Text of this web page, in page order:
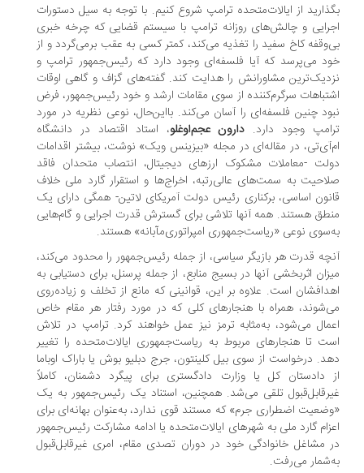
بگذارید از ایالات‌متحده ترامپ شروع کنیم. با توجه به سیل دستورات
اجرایی و چالش‌های روزانه ترامپ با سیستم قضایی که چرخه خبری
بی‌وقفه کاخ سفید را تغذیه می‌کند، کمتر کسی به عقب برمی‌گردد و از
خود می‌پرسد که آیا فلسفه‌ای وجود دارد که رئیس‌جمهور ترامپ و
نزدیک‌ترین مشاورانش را هدایت کند. گفته‌های گزاف و گاهی اوقات
اشتباهات سرگرم‌کننده از سوی مقامات ارشد و خود رئیس‌جمهور، فرض
نبود چنین فلسفه‌ای را آسان می‌کند. بااین‌حال، نوعی نظریه در مورد
ترامپ وجود دارد. دارون عجم‌اوغلو، استاد اقتصاد در دانشگاه
ام‌آی‌تی، در مقاله‌ای در مجله «بیزینس ویک» نوشت، بیشتر اقدامات
دولت -معاملات مشکوک ارزهای دیجیتال، انتصاب متحدان فاقد
صلاحیت به سمت‌های عالی‌رتبه، اخراج‌ها و استقرار گارد ملی خلاف
قانون اساسی، برکناری رئیس دولت آمریکای لاتین- همگی دارای یک
منطق هستند. همه آنها تلاشی برای گسترش قدرت اجرایی و گام‌هایی
به‌سوی نوعی «ریاست‌جمهوری امپراتوری‌مآبانه» هستند.
آنچه قدرت هر بازیگر سیاسی، از جمله رئیس‌جمهور را محدود می‌کند،
میزان اثربخشی آنها در بسیج منابع، از جمله پرسنل، برای دستیابی به
اهدافشان است. علاوه بر این، قوانینی که مانع از تخلف و زیاده‌روی
می‌شوند، همراه با هنجارهای کلی که در مورد رفتار هر مقام خاص
اعمال می‌شود، به‌مثابه ترمز نیز عمل خواهند کرد. ترامپ در تلاش
است تا هنجارهای مربوط به ریاست‌جمهوری ایالات‌متحده را تغییر
دهد. درخواست از سوی بیل کلینتون، جرج دبلیو بوش یا باراک اوباما
از دادستان کل یا وزارت دادگستری برای پیگرد دشمنان، کاملاً
غیرقابل‌قبول تلقی می‌شد. همچنین، استناد یک رئیس‌جمهور به یک
«وضعیت اضطراری جرم» که مستند قوی‌ ندارد، به‌عنوان بهانه‌ای برای
اعزام گارد ملی به شهرهای ایالات‌متحده یا ادامه مشارکت رئیس‌جمهور
در مشاغل خانوادگی خود در دوران تصدی مقام، امری غیرقابل‌قبول
به‌شمار می‌رفت.